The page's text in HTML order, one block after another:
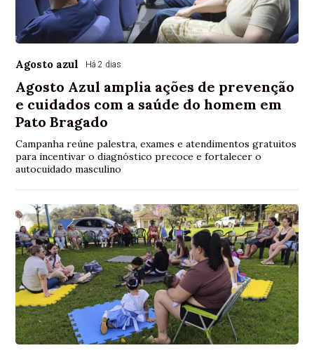
Agosto azul Há 2 dias
Agosto Azul amplia ações de prevenção
e cuidados com a saúde do homem em
Pato Bragado
Campanha reúne palestra, exames e atendimentos gratuitos
para incentivar o diagnóstico precoce e fortalecer o
autocuidado masculino